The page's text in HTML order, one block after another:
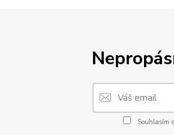
Souhlasím